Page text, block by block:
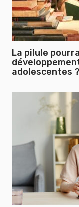
La pilule
adolescentes ?